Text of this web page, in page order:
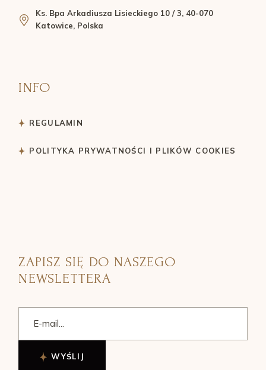
Ks. Bpa Arkadiusza Lisieckiego 10 / 3, 40-070
Katowice, Polska
INFO
REGULAMIN
POLITYKA PRYWATNOŚCI I PLIKÓW COOKIES
ZAPISZ SIĘ DO NASZEGO
NEWSLETTERA
WYŚLIJ